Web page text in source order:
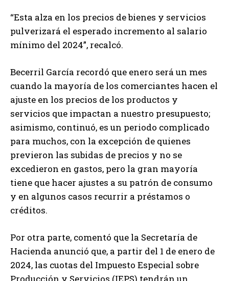
“Esta alza en los precios de bienes y servicios
pulverizará el esperado incremento al salario
mínimo del 2024”, recalcó.
Becerril García recordó que enero será un mes
cuando la mayoría de los comerciantes hacen el
ajuste en los precios de los productos y
servicios que impactan a nuestro presupuesto;
asimismo, continuó, es un periodo complicado
para muchos, con la excepción de quienes
previeron las subidas de precios y no se
excedieron en gastos, pero la gran mayoría
tiene que hacer ajustes a su patrón de consumo
y en algunos casos recurrir a préstamos o
créditos.
Por otra parte, comentó que la Secretaría de
Hacienda anunció que, a partir del 1 de enero de
2024, las cuotas del Impuesto Especial sobre